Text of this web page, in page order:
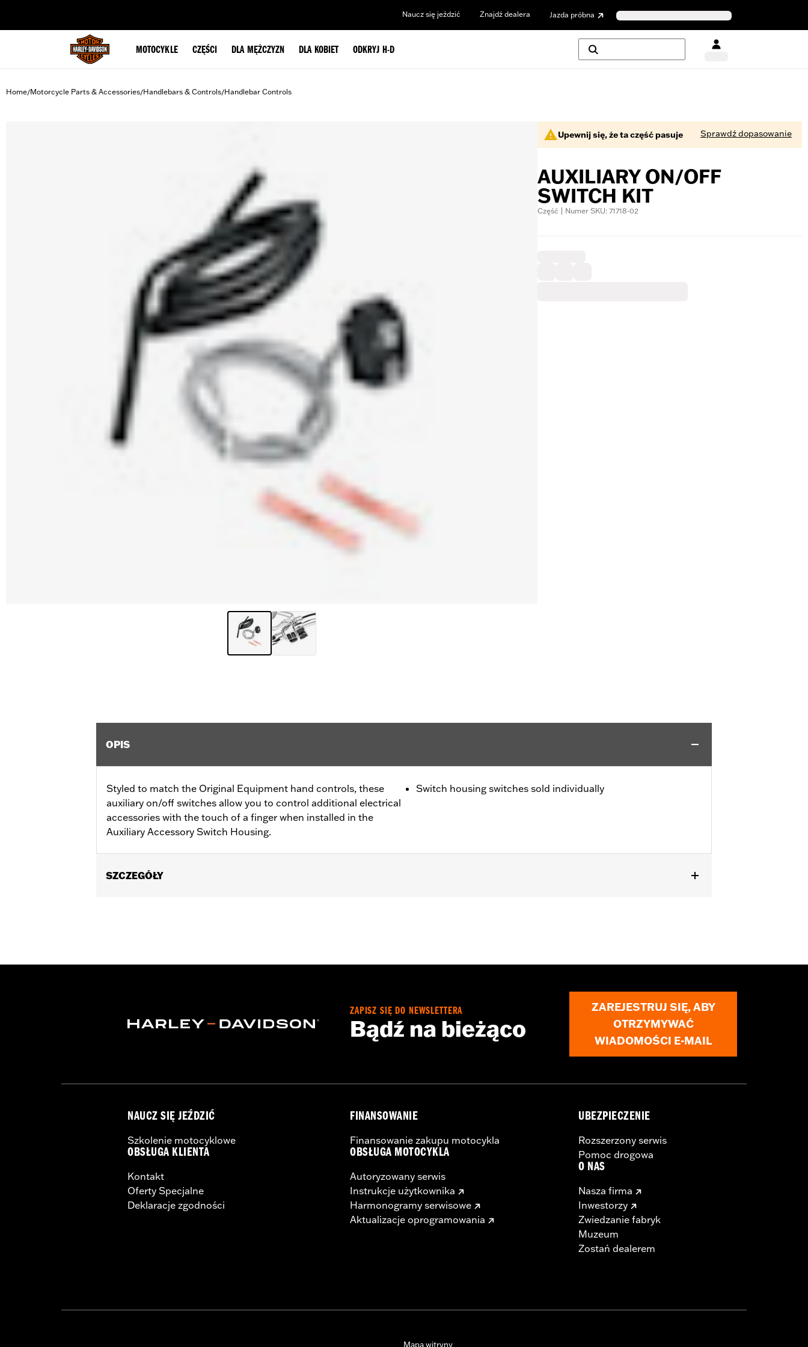
Naucz się jeździć Znajdź dealera Jazda próbna
MOTOCYKLE CZĘŚCI DLA MĘŻCZYZN DLA KOBIET ODKRYJ H-D
Home/Motorcycle Parts & Accessories/Handlebars & Controls/Handlebar Controls
Upewnij się, że ta część pasuje Sprawdź dopasowanie
AUXILIARY ON/OFF
SWITCH KIT
Część | Numer SKU: 71718-02
OPIS
Styled to match the Original Equipment hand controls, these
auxiliary on/off switches allow you to control additional electrical
accessories with the touch of a finger when installed in the
Auxiliary Accessory Switch Housing.
Switch housing switches sold individually
SZCZEGÓŁY
In the Box:On/off switch and black switch cap
ZAPISZ SIĘ DO NEWSLETTERA
Bądź na bieżąco
ZAREJESTRUJ SIĘ, ABY
OTRZYMYWAĆ
WIADOMOŚCI E-MAIL
NAUCZ SIĘ JEŹDZIĆ
Szkolenie motocyklowe
OBSŁUGA KLIENTA
Kontakt
Oferty Specjalne
Deklaracje zgodności
FINANSOWANIE
Finansowanie zakupu motocykla
OBSŁUGA MOTOCYKLA
Autoryzowany serwis
Instrukcje użytkownika
Harmonogramy serwisowe
Aktualizacje oprogramowania
UBEZPIECZENIE
Rozszerzony serwis
Pomoc drogowa
O NAS
Nasza firma
Inwestorzy
Zwiedzanie fabryk
Muzeum
Zostań dealerem
Mapa witryny